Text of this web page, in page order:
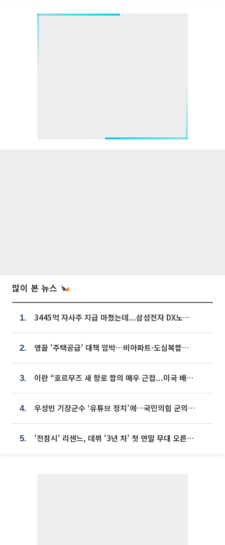
많이 본 뉴스
1. 3445억 자사주 지급 마쳤는데...삼성전자 DX노조, 뒤늦은 '떼쓰기 집회'
2. 영끌 '주택공급' 대책 임박⋯비아파트·도심복합까지 총동원
3. 이란 “호르무즈 새 항로 합의 매우 근접...미국 배상 먼저”
4. 우성빈 기장군수 ‘유튜브 정치’에…국민의힘 군의원들 집단 반발
5. '전참시' 리센느, 데뷔 '3년 차' 첫 연말 무대 오른다⋯"그동안 섭외 안 와"